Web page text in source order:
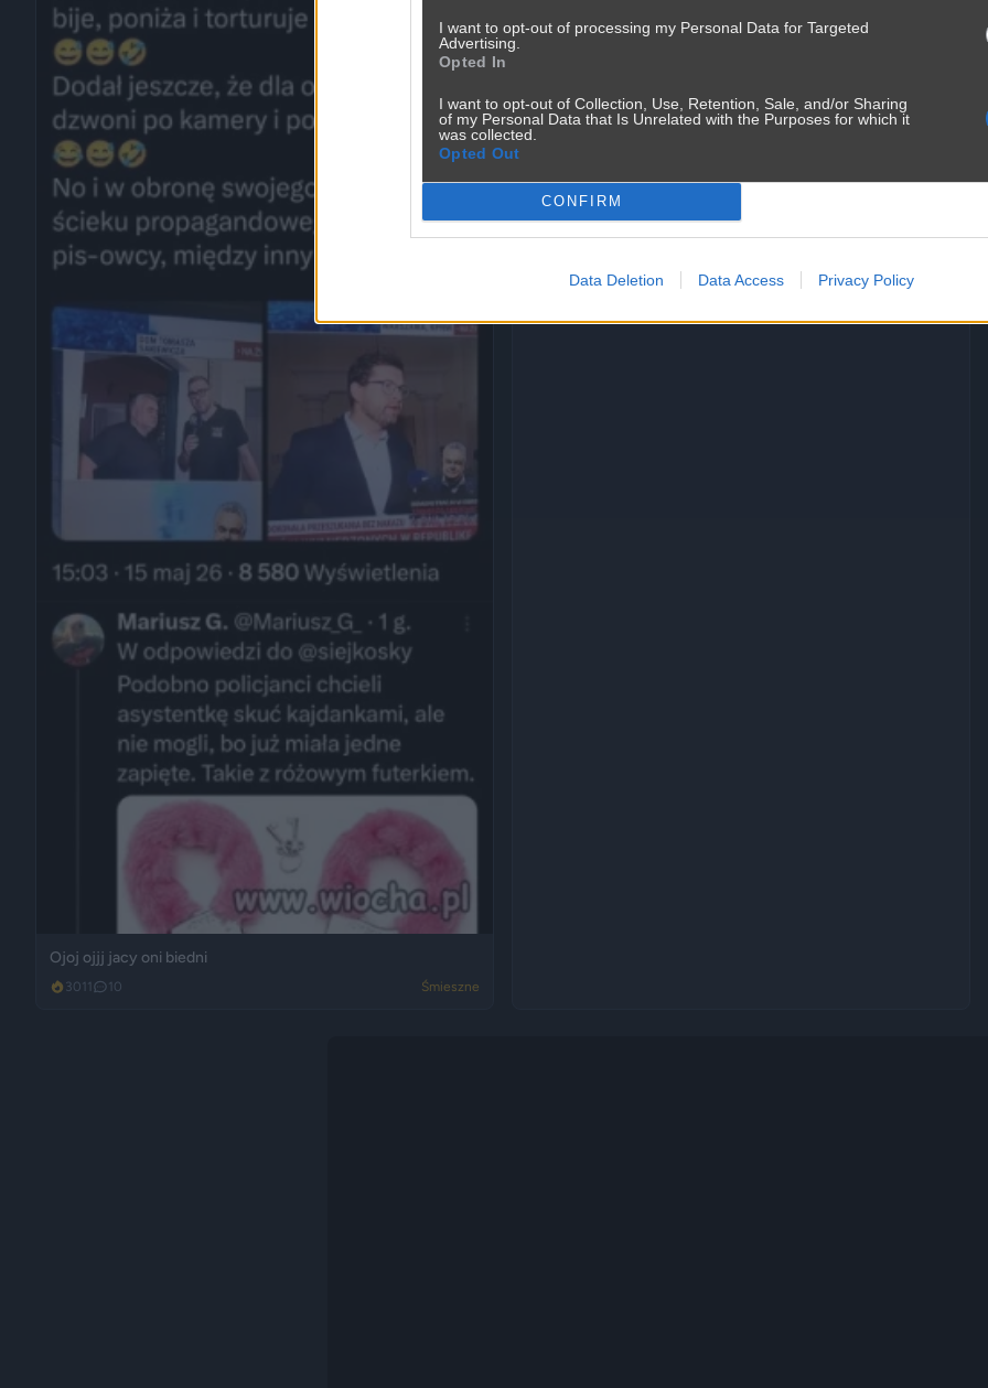
I want to opt-out of processing my Personal Data for Targeted
Advertising.
Opted In
I want to opt-out of Collection, Use, Retention, Sale, and/or Sharing
of my Personal Data that Is Unrelated with the Purposes for which it
was collected.
Opted Out
CONFIRM
Data Deletion Data Access Privacy Policy
Ojoj ojjj jacy oni biedni
3011 10 Śmieszne
Sztuka negocjacji